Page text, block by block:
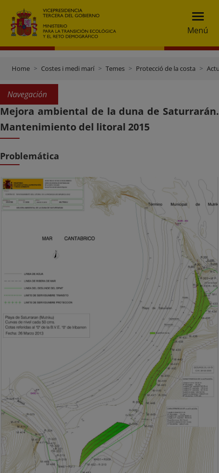
Menú
Home Costes i medi marí Temes Protecció de la costa
Navegación
Mejora ambiental de la duna de Saturrarán.
Mantenimiento del litoral 2015
Problemática